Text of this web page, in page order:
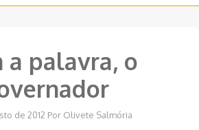
a palavra, o
de 2012 Por Olivete Salmória